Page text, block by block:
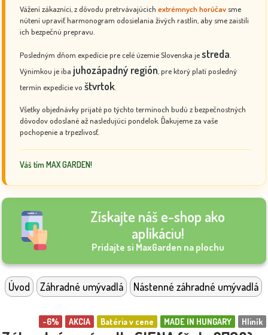
Vážení zákazníci, z dôvodu pretrvávajúcich extrémnych horúčav sme
nútení upraviť harmonogram odosielania živých rastlín, aby sme zaistili
ich bezpečnú prepravu.
Posledným dňom expedície pre celé územie Slovenska jestreda
Výnimkou je iba juhozápadný región , pre ktorý platí posledný
termín expedície vo štvrtok
Všetky objednávky prijaté po týchto termínoch budú z bezpečnostných
dôvodov odoslané až nasledujúci pondelok. Ďakujeme za vaše
pochopenie a trpezlivosť.
Váš tím MAX GARDEN!
Získajte náš e-shop ako
aplikáciu!
Pridajte si MaxGarden na plochu
Úvod Záhradné umývadlá Nástenné záhradné umývadlá
Hliník
MADE IN HUNGARY
Batéria v cene
AKCIA
-6%